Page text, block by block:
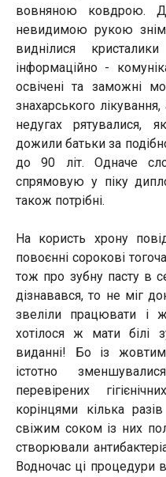
вовняною ковдрою.
невидимою рукою
виднілися
інформаційно -
освічені та заможні
знахарського
недугах
дожили батьки за
до 90 літ. Одначе
спрямовую у піку
також потрібні.
На користь хрону
повоєнні сорокові
тож про зубну пасту в
дізнавався, то не міг
звеліли працювати і
хотілося ж мати білі
виданні! Бо із
істотно
перевірених
корінцями кілька
свіжим соком із них
створювали
Водночас ці процедури